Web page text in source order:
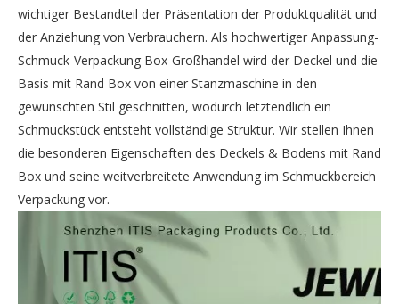
wichtiger Bestandteil der Präsentation der Produktqualität und
der Anziehung von Verbrauchern. Als hochwertiger Anpassung-
Schmuck-Verpackung Box-Großhandel wird der Deckel und die
Basis mit Rand Box von einer Stanzmaschine in den
gewünschten Stil geschnitten, wodurch letztendlich ein
Schmuckstück entsteht vollständige Struktur. Wir stellen Ihnen
die besonderen Eigenschaften des Deckels & Bodens mit Rand
Box und seine weitverbreitete Anwendung im Schmuckbereich
Verpackung vor.